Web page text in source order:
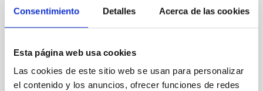
Consentimiento Detalles Acerca de las cookies
Esta página web usa cookies
Las cookies de este sitio web se usan para personalizar
el contenido y los anuncios, ofrecer funciones de redes
galaxias anfitrionas (retroalimentación del AGN).
(Quasar Feedback) hemos obtenido observaciones
Cristina Ramos Almeida
En ejecución